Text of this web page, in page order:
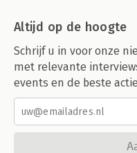
Altijd op de hoogte
Schrijf u in voor onze
met relevante
events en de beste